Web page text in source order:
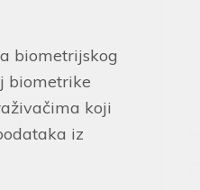
biometrijskog
biometrike
koji
iz